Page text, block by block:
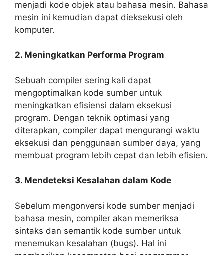
menjadi kode objek atau bahasa mesin. Bahasa
mesin ini kemudian dapat dieksekusi oleh
komputer.
2. Meningkatkan Performa Program
Sebuah compiler sering kali dapat
mengoptimalkan kode sumber untuk
meningkatkan efisiensi dalam eksekusi
program. Dengan teknik optimasi yang
diterapkan, compiler dapat mengurangi waktu
eksekusi dan penggunaan sumber daya, yang
membuat program lebih cepat dan lebih efisien.
3. Mendeteksi Kesalahan dalam Kode
Sebelum mengonversi kode sumber menjadi
bahasa mesin, compiler akan memeriksa
sintaks dan semantik kode sumber untuk
menemukan kesalahan (bugs). Hal ini